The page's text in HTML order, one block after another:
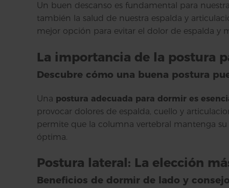
Un buen descanso es fundamental para
también la salud de nuestra espalda y
mejor opción para evitar el dolor de espalda y
La importancia de la postura
Descubre cómo una buena postura
Una postura adecuada para dormir es
provocar dolores de espalda, cuello y
permite que la columna vertebral mantenga
óptima.
Postura lateral: La elección
Beneficios de dormir de lado y